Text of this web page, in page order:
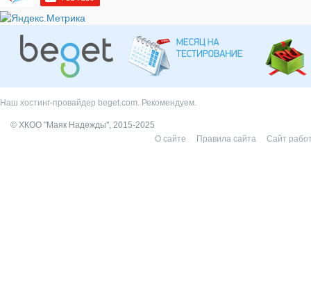
Наш хостинг-провайдер beget.com. Рекомендуем.
© ХКОО "Маяк Надежды", 2015-2025
О сайте
Правила сайта Сайт